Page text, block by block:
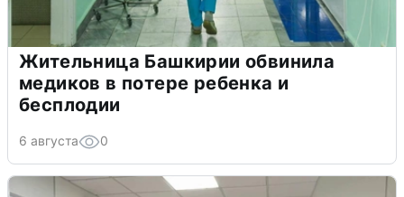
Жительница Башкирии обвинила
медиков в потере ребенка и
бесплодии
6 августа 0